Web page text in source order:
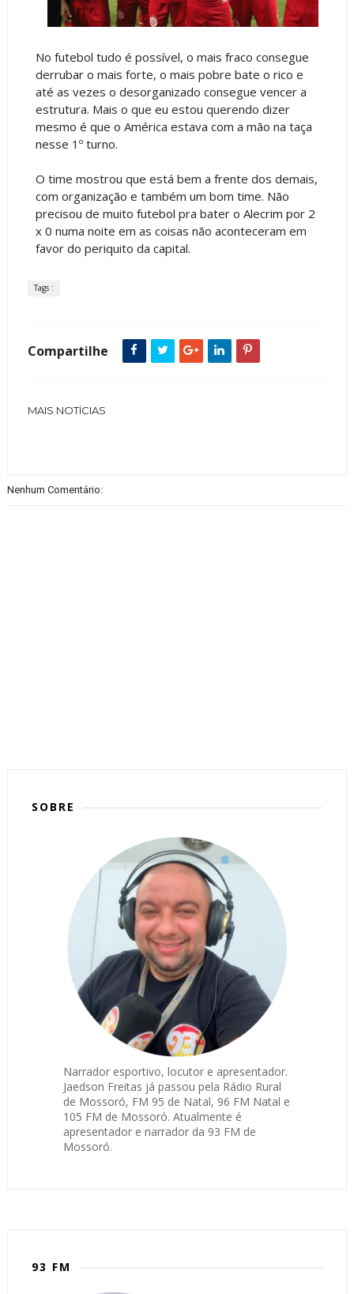
No futebol tudo é possível, o mais fraco consegue
derrubar o mais forte, o mais pobre bate o rico e
até as vezes o desorganizado consegue vencer a
estrutura. Mais o que eu estou querendo dizer
mesmo é que o América estava com a mão na taça
nesse 1º turno.
O time mostrou que está bem a frente dos demais,
com organização e também um bom time. Não
precisou de muito futebol pra bater o Alecrim por 2
x 0 numa noite em as coisas não aconteceram em
favor do periquito da capital.
Tags :
Compartilhe
MAIS NOTÍCIAS
Nenhum Comentário:
SOBRE
Narrador esportivo, locutor e apresentador.
Jaedson Freitas já passou pela Rádio Rural
de Mossoró, FM 95 de Natal, 96 FM Natal e
105 FM de Mossoró. Atualmente é
apresentador e narrador da 93 FM de
Mossoró.
93 FM